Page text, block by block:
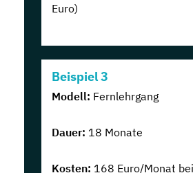
Euro)
Beispiel 3
Modell: Fernlehrgang
Dauer: 18 Monate
Kosten: 168 Euro/Monat